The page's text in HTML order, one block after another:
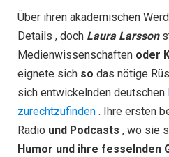
Über ihren akademischen
Details , doch Laura Larsson
Medienwissenschaften oder
eignete sich so das nötige
sich entwickelnden deutschen
zurechtzufinden . Ihre ersten
Radio und Podcasts , wo sie
Humor und ihre fesselnden